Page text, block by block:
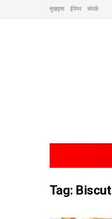
मुखपृष्ठ ईपेपर संपर्क
Tag: Biscut